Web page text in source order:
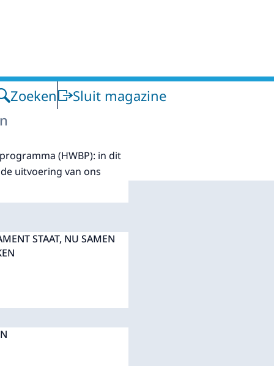
Zoeken Sluit magazine
(HWBP): in dit
uitvoering van ons
STAAT, NU SAMEN